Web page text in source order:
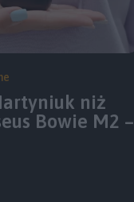
niż
Bowie M2 –